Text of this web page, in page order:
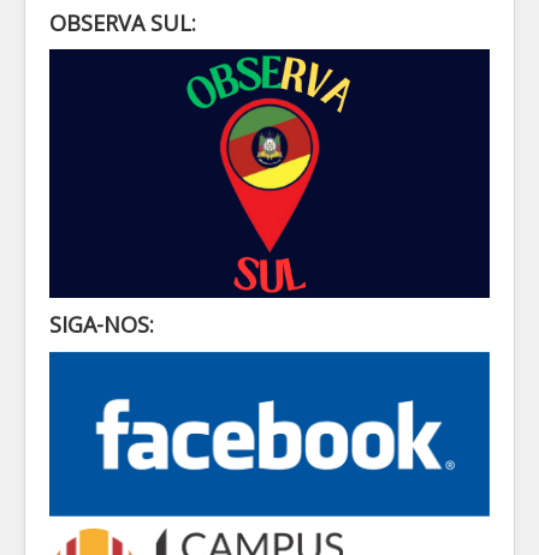
OBSERVA SUL:
SIGA-NOS: